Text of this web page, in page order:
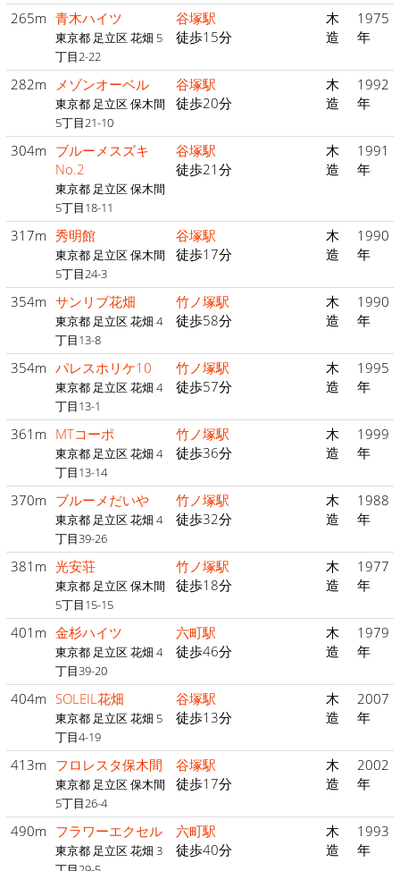
265m 青木ハイツ
東京都 足立区 花畑 5
丁目2-22
谷塚駅
徒歩15分
木
造
1975
年
282m メゾンオーベル
東京都 足立区 保木間
5丁目21-10
谷塚駅
徒歩20分
木
造
1992
年
304m ブルーメスズキ
No.2
東京都 足立区 保木間
5丁目18-11
谷塚駅
徒歩21分
木
造
1991
年
317m 秀明館
東京都 足立区 保木間
5丁目24-3
谷塚駅
徒歩17分
木
造
1990
年
354m サンリブ花畑
東京都 足立区 花畑 4
丁目13-8
竹ノ塚駅
徒歩58分
木
造
1990
年
354m パレスホリケ10
東京都 足立区 花畑 4
丁目13-1
竹ノ塚駅
徒歩57分
木
造
1995
年
361m MTコーポ
東京都 足立区 花畑 4
丁目13-14
竹ノ塚駅
徒歩36分
木
造
1999
年
370m ブルーメだいや
東京都 足立区 花畑 4
丁目39-26
竹ノ塚駅
徒歩32分
木
造
1988
年
381m 光安荘
東京都 足立区 保木間
5丁目15-15
竹ノ塚駅
徒歩18分
木
造
1977
年
401m 金杉ハイツ
東京都 足立区 花畑 4
丁目39-20
六町駅
徒歩46分
木
造
1979
年
404m SOLEIL花畑
東京都 足立区 花畑 5
丁目4-19
谷塚駅
徒歩13分
木
造
2007
年
413m フロレスタ保木間
東京都 足立区 保木間
5丁目26-4
谷塚駅
徒歩17分
木
造
2002
年
490m フラワーエクセル
東京都 足立区 花畑 3
六町駅
徒歩40分
木
造
1993
年